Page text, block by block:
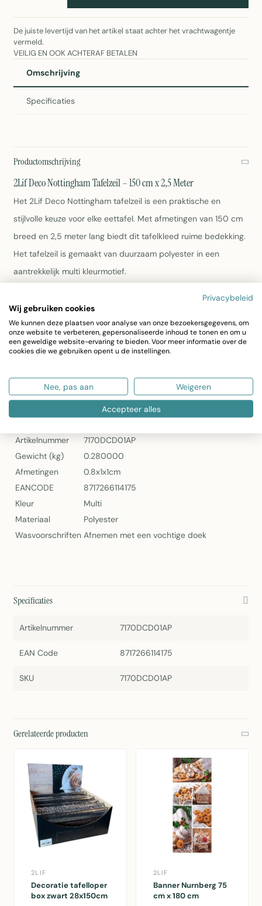
De juiste levertijd van het artikel staat achter het vrachtwagentje
vermeld.
VEILIG EN OOK ACHTERAF BETALEN
Omschrijving
Specificaties
Productomschrijving
2Lif Deco Nottingham Tafelzeil – 150 cm x 2,5 Meter
Het 2Lif Deco Nottingham tafelzeil is een praktische en
stijlvolle keuze voor elke eettafel. Met afmetingen van 150 cm
breed en 2,5 meter lang biedt dit tafelkleed ruime bedekking.
Het tafelzeil is gemaakt van duurzaam polyester in een
aantrekkelijk multi kleurmotief.
Materiaal: Polyester
Kleur: Multi
Gewicht: 280 gram
Onderhoud: Eenvoudig afnemen met een vochtige doek
2Lif Deco Nottingham Tafelzeil – 150 cm x 2,5 Meter
Artikelnummer
7170DCD01AP
Gewicht (kg)
0.280000
Afmetingen
0.8x1x1cm
EANCODE
8717266114175
Kleur
Multi
Materiaal
Polyester
Wasvoorschriften Afnemen met een vochtige doek
Specificaties
Artikelnummer 7170DCD01AP
EAN Code 8717266114175
SKU 7170DCD01AP
Gerelateerde producten
2LIF
Decoratie tafelloper
box zwart 28x150cm
2LIF
Banner Nurnberg 75
cm x 180 cm
Privacybeleid
Wij gebruiken cookies
We kunnen deze plaatsen voor analyse van onze bezoekersgegevens, om
onze website te verbeteren, gepersonaliseerde inhoud te tonen en om u
een geweldige website-ervaring te bieden. Voor meer informatie over de
cookies die we gebruiken opent u de instellingen.
Nee, pas aan Weigeren
Accepteer alles